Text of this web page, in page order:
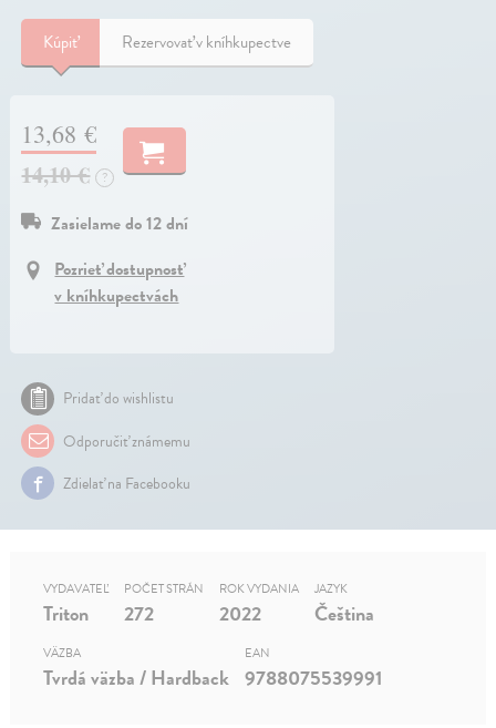
Kúpiť Rezervovať v kníhkupectve
13,68 €
14,10 €
?
Zasielame do 12 dní
Pozrieť dostupnosť
v kníhkupectvách
Pridať do wishlistu
Odporučiť známemu
Zdielať na Facebooku
VYDAVATEĽ
Triton
POČET STRÁN
272
ROK VYDANIA
2022
JAZYK
Čeština
VÄZBA
Tvrdá väzba / Hardback
EAN
9788075539991